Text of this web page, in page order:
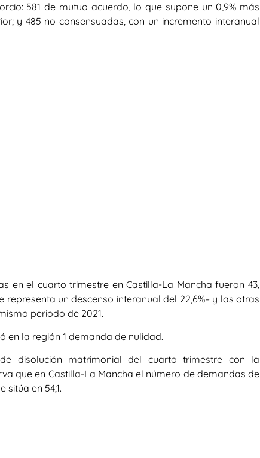
581 de mutuo acuerdo, lo que supone un 0,9% más
y 485 no consensuadas, con un incremento interanual
en el cuarto trimestre en Castilla-La Mancha fueron 43,
un descenso interanual del 22,6%– y las otras
periodo de 2021.
en la región 1 demanda de nulidad.
disolución matrimonial del cuarto trimestre con la
que en Castilla-La Mancha el número de demandas de
en 54,1.